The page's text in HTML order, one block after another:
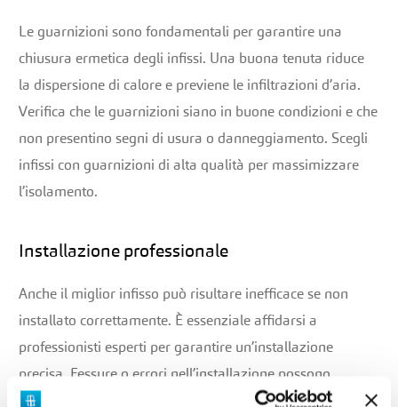
Le guarnizioni sono fondamentali per garantire una
chiusura ermetica degli infissi. Una buona tenuta riduce
la dispersione di calore e previene le infiltrazioni d’aria.
Verifica che le guarnizioni siano in buone condizioni e che
non presentino segni di usura o danneggiamento. Scegli
infissi con guarnizioni di alta qualità per massimizzare
l’isolamento.
Installazione professionale
Anche il miglior infisso può risultare inefficace se non
installato correttamente. È essenziale affidarsi a
professionisti esperti per garantire un’installazione
precisa. Fessure o errori nell’installazione possono
compromettere le prestazioni termiche e aumentare i